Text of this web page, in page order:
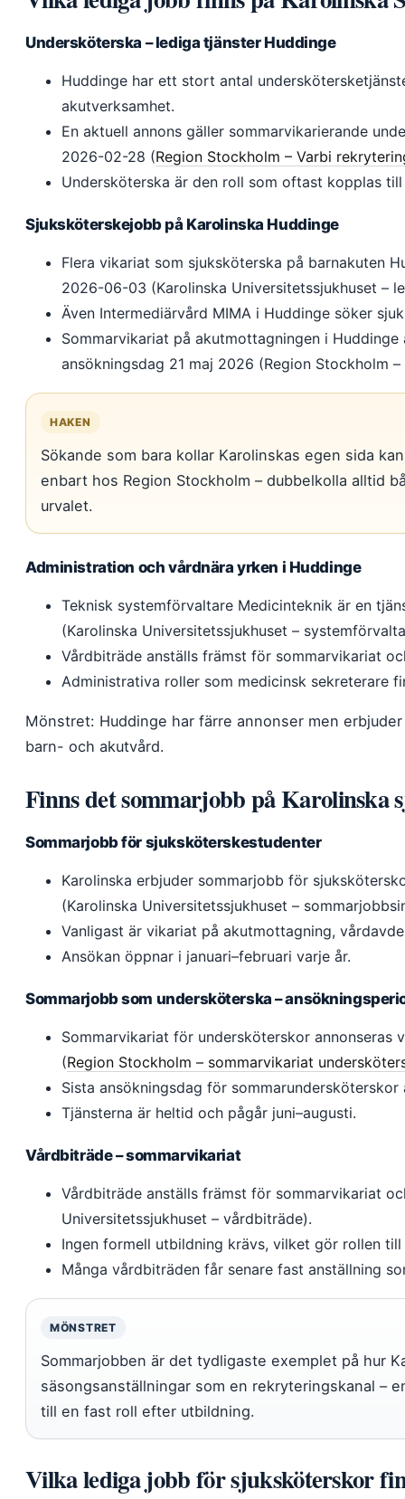
Undersköterska – lediga tjänster Huddinge
Huddinge har ett stort antal
akutverksamhet.
En aktuell annons gäller sommarvikarierande
2026-02-28 (Region Stockholm – Varbi
Undersköterska är den roll som oftast kopplas
Sjuksköterskejobb på Karolinska Huddinge
Flera vikariat som sjuksköterska på barnakuten
2026-06-03 (Karolinska Universitetssjukhuset –
Även Intermediärvård MIMA i Huddinge söker
Sommarvikariat på akutmottagningen i
ansökningsdag 21 maj 2026 (Region Stockholm
HAKEN
Sökande som bara kollar Karolinskas egen sida
enbart hos Region Stockholm – dubbelkolla alltid
urvalet.
Administration och vårdnära yrken i Huddinge
Teknisk systemförvaltare Medicinteknik är en
(Karolinska Universitetssjukhuset –
Vårdbiträde anställs främst för sommarvikariat
Administrativa roller som medicinsk sekreterare
Mönstret: Huddinge har färre annonser men
barn- och akutvård.
Finns det sommarjobb på Karolinska
Sommarjobb för sjuksköterskestudenter
Karolinska erbjuder sommarjobb för
(Karolinska Universitetssjukhuset –
Vanligast är vikariat på akutmottagning,
Ansökan öppnar i januari–februari varje år.
Sommarjobb som undersköterska –
Sommarvikariat för undersköterskor annonseras
(Region Stockholm – sommarvikariat
Sista ansökningsdag för
Tjänsterna är heltid och pågår juni–augusti.
Vårdbiträde – sommarvikariat
Vårdbiträde anställs främst för sommarvikariat
Universitetssjukhuset – vårdbiträde).
Ingen formell utbildning krävs, vilket gör rollen
Många vårdbiträden får senare fast anställning
MÖNSTRET
Sommarjobben är det tydligaste exemplet på hur
säsongsanställningar som en rekryteringskanal –
till en fast roll efter utbildning.
Vilka lediga jobb för sjuksköterskor